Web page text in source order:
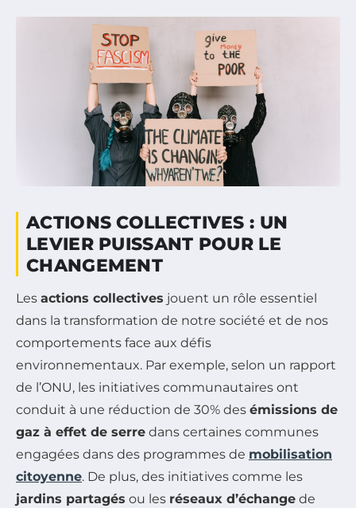
ACTIONS COLLECTIVES : UN
LEVIER PUISSANT POUR LE
CHANGEMENT
Les actions collectives jouent un rôle essentiel
dans la transformation de notre société et de nos
comportements face aux défis
environnementaux. Par exemple, selon un rapport
de l’ONU, les initiatives communautaires ont
conduit à une réduction de 30% des émissions de
gaz à effet de serre dans certaines communes
engagées dans des programmes de mobilisation
citoyenne. De plus, des initiatives comme les
jardins partagés ou les réseaux d’échange de